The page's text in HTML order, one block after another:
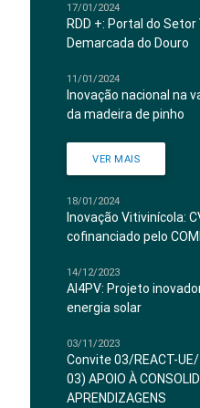
17/01/2024
RDD +: Portal do
Demarcada do Douro
11/01/2024
Inovação nacional na
da madeira de pinho
VER MAIS
18/01/2024
Inovação Vitivinícola:
cofinanciado pelo
14/12/2023
AI4PV: Projeto
energia solar
03/11/2023
Convite 03/REACT-
03) APOIO À
APRENDIZAGENS